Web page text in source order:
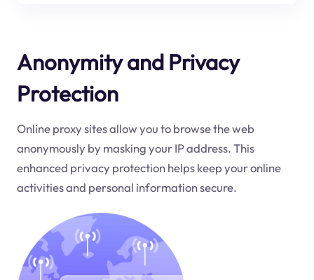
Anonymity and Privacy
Protection
Online proxy sites allow you to browse the web
anonymously by masking your IP address. This
enhanced privacy protection helps keep your online
activities and personal information secure.